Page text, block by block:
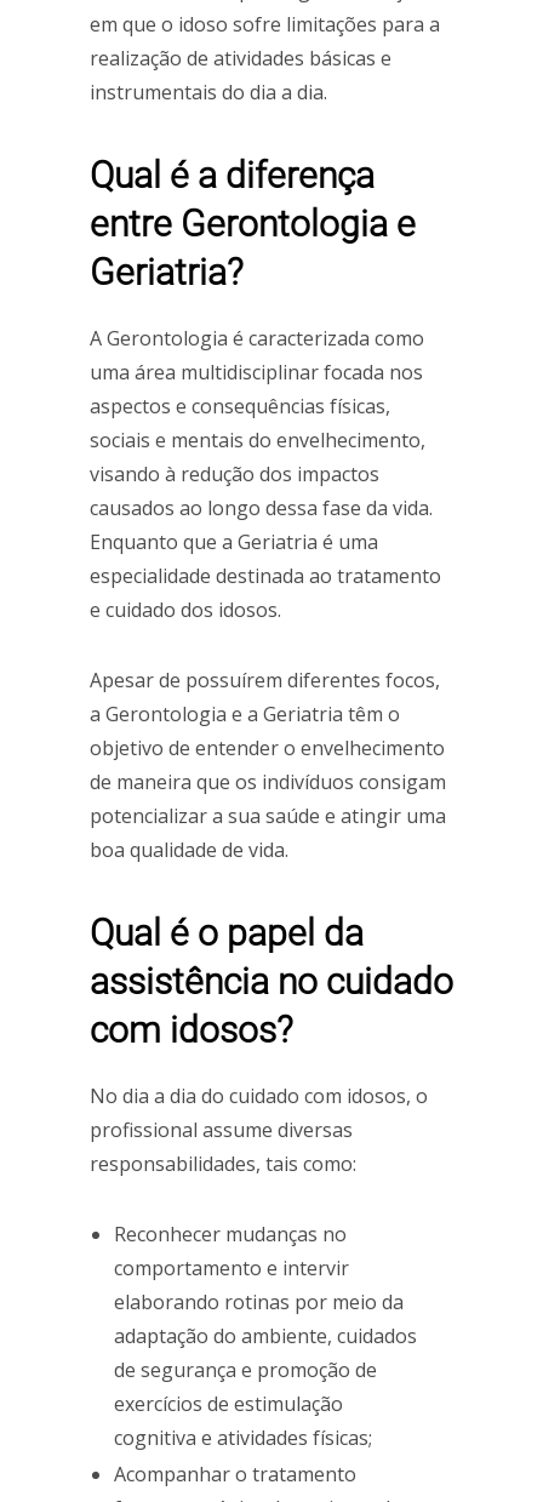
em que o idoso sofre limitações para a
realização de atividades básicas e
instrumentais do dia a dia.
Qual é a diferença
entre Gerontologia e
Geriatria?
A Gerontologia é caracterizada como
uma área multidisciplinar focada nos
aspectos e consequências físicas,
sociais e mentais do envelhecimento,
visando à redução dos impactos
causados ao longo dessa fase da vida.
Enquanto que a Geriatria é uma
especialidade destinada ao tratamento
e cuidado dos idosos.
Apesar de possuírem diferentes focos,
a Gerontologia e a Geriatria têm o
objetivo de entender o envelhecimento
de maneira que os indivíduos consigam
potencializar a sua saúde e atingir uma
boa qualidade de vida.
Qual é o papel da
assistência no cuidado
com idosos?
No dia a dia do cuidado com idosos, o
profissional assume diversas
responsabilidades, tais como:
Reconhecer mudanças no
comportamento e intervir
elaborando rotinas por meio da
adaptação do ambiente, cuidados
de segurança e promoção de
exercícios de estimulação
cognitiva e atividades físicas;
Acompanhar o tratamento